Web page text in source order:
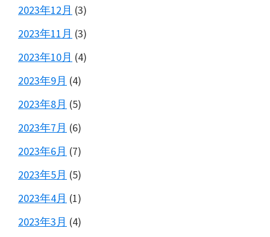
2023年12月 (3)
2023年11月 (3)
2023年10月 (4)
2023年9月 (4)
2023年8月 (5)
2023年7月 (6)
2023年6月 (7)
2023年5月 (5)
2023年4月 (1)
2023年3月 (4)